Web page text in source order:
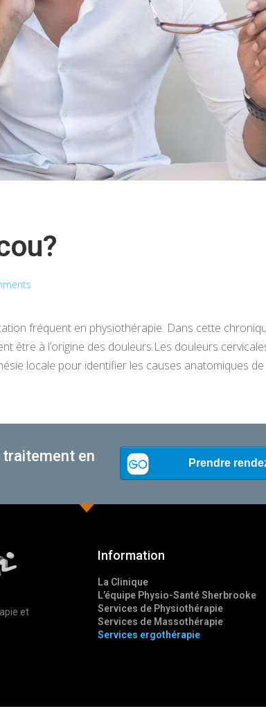
fréquent en physiothérapie. Dans cette
être à l’origine des douleurs.Les douleurs
locale pour identifier les causes anatomiques de
traitement en
et
Information
La Clinique
L’équipe Physio-Santé Sherbrooke
Services de Physiothérapie
Services de Massothérapie
Services ergothérapie